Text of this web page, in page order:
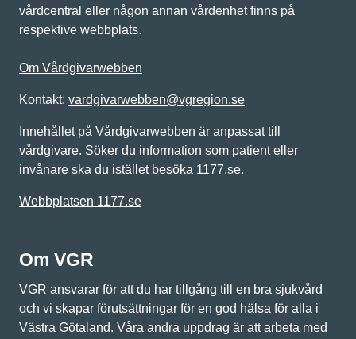
vårdcentral eller någon annan vårdenhet finns på
respektive webbplats.
Om Vårdgivarwebben
Kontakt: vardgivarwebben@vgregion.se
Innehållet på Vårdgivarwebben är anpassat till
vårdgivare. Söker du information som patient eller
invånare ska du istället besöka 1177.se.
Webbplatsen 1177.se
Om VGR
VGR ansvarar för att du har tillgång till en bra sjukvård
och vi skapar förutsättningar för en god hälsa för alla i
Västra Götaland. Våra andra uppdrag är att arbeta med